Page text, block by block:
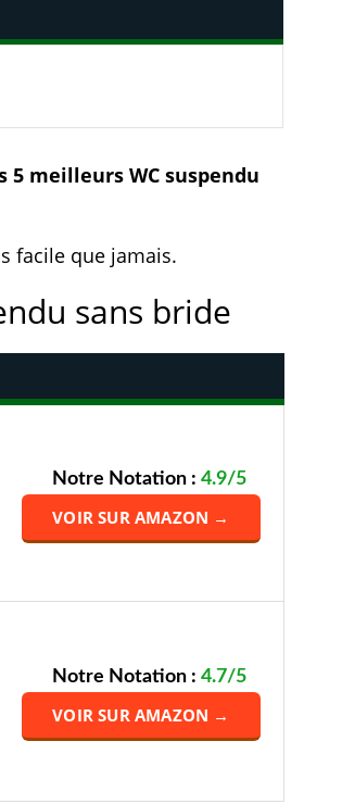
meilleurs WC suspendu
facile que jamais.
sans bride
Notre Notation : 4.9/5
VOIR SUR AMAZON →
Notre Notation : 4.7/5
VOIR SUR AMAZON →